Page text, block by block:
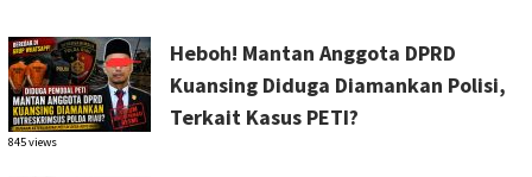
Heboh! Mantan Anggota DPRD
Kuansing Diduga Diamankan Polisi,
Terkait Kasus PETI?
845 views